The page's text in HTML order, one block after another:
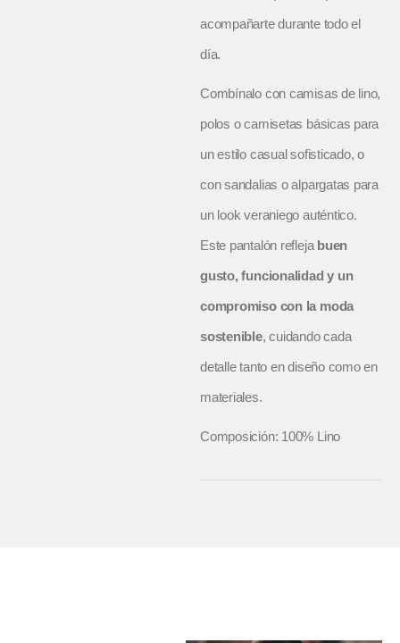
acompañarte durante todo el
día.
Combínalo con camisas de lino,
polos o camisetas básicas para
un estilo casual sofisticado, o
con sandalias o alpargatas para
un look veraniego auténtico.
Este pantalón refleja buen
gusto, funcionalidad y un
compromiso con la moda
sostenible, cuidando cada
detalle tanto en diseño como en
materiales.
Composición: 100% Lino